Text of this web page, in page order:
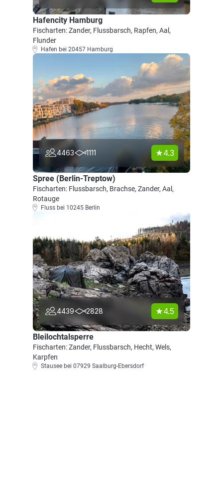
Hafencity Hamburg
Fischarten: Zander, Flussbarsch, Rapfen, Aal,
Flunder
Hafen bei 20457 Hamburg
4463 1111 4.3
Spree (Berlin-Treptow)
Fischarten: Flussbarsch, Brachse, Zander, Aal,
Rotauge
Fluss bei 10245 Berlin
4439 2828 4.5
Bleilochtalsperre
Fischarten: Zander, Flussbarsch, Hecht, Wels,
Karpfen
Stausee bei 07929 Saalburg-Ebersdorf